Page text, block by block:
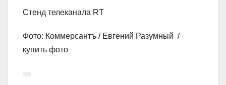
Стенд телеканала RT
Фото: Коммерсантъ / Евгений Разумный /
купить фото